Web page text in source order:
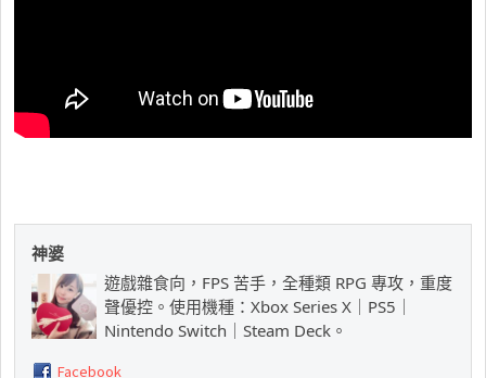
神婆
遊戲雜食向，FPS 苦手，全種類 RPG 專攻，重度
聲優控。使用機種：Xbox Series X｜PS5｜
Nintendo Switch｜Steam Deck。
Facebook